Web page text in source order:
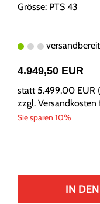
Grösse: PTS 43
4.949,50 EUR
statt 5.499,00 EUR(
zzgl. Versandkosten
Sie sparen 10%
IN